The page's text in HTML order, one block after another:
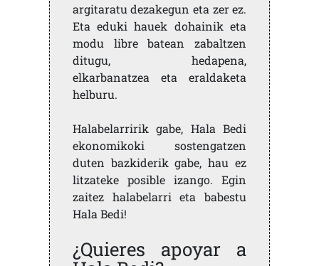
argitaratu dezakegun eta zer ez.
Eta eduki hauek dohainik eta
modu libre batean zabaltzen
ditugu, hedapena,
elkarbanatzea eta eraldaketa
helburu.
Halabelarririk gabe, Hala Bedi
ekonomikoki sostengatzen
duten bazkiderik gabe, hau ez
litzateke posible izango. Egin
zaitez halabelarri eta babestu
Hala Bedi!
¿Quieres apoyar a